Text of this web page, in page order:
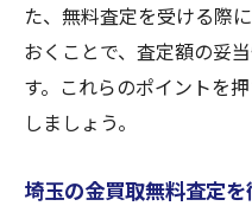
た、無料査定を受ける際
おくことで、査定額の妥
す。これらのポイントを
しましょう。
埼玉の金買取無料査定